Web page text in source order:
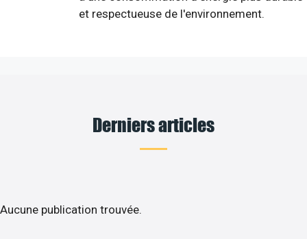
et respectueuse de l'environnement.
Derniers articles
Aucune publication trouvée.